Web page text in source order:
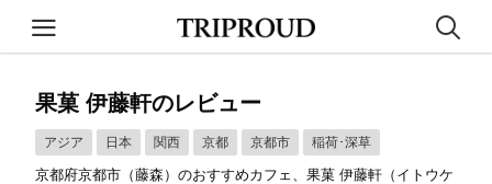
果菓 伊藤軒のレビュー
アジア 日本 関西 京都 京都市 稲荷･深草
京都府京都市（藤森）のおすすめカフェ、果菓 伊藤軒（イトウケ